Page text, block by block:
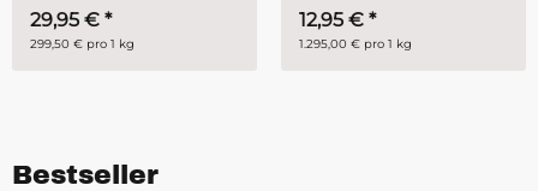
29,95 € *
299,50 € pro 1 kg
12,95 € *
1.295,00 € pro 1 kg
Bestseller